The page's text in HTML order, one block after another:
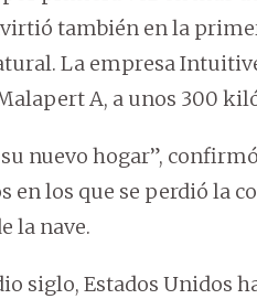
también en la
La empresa
A, a unos 300
nuevo hogar”,
los que se perdió la
la nave.
siglo, Estados Unidos